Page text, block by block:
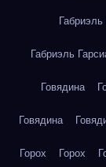
Габриэль
Говядина
Говядина
Горох Горох